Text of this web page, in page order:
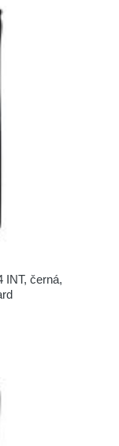
INT, černá,